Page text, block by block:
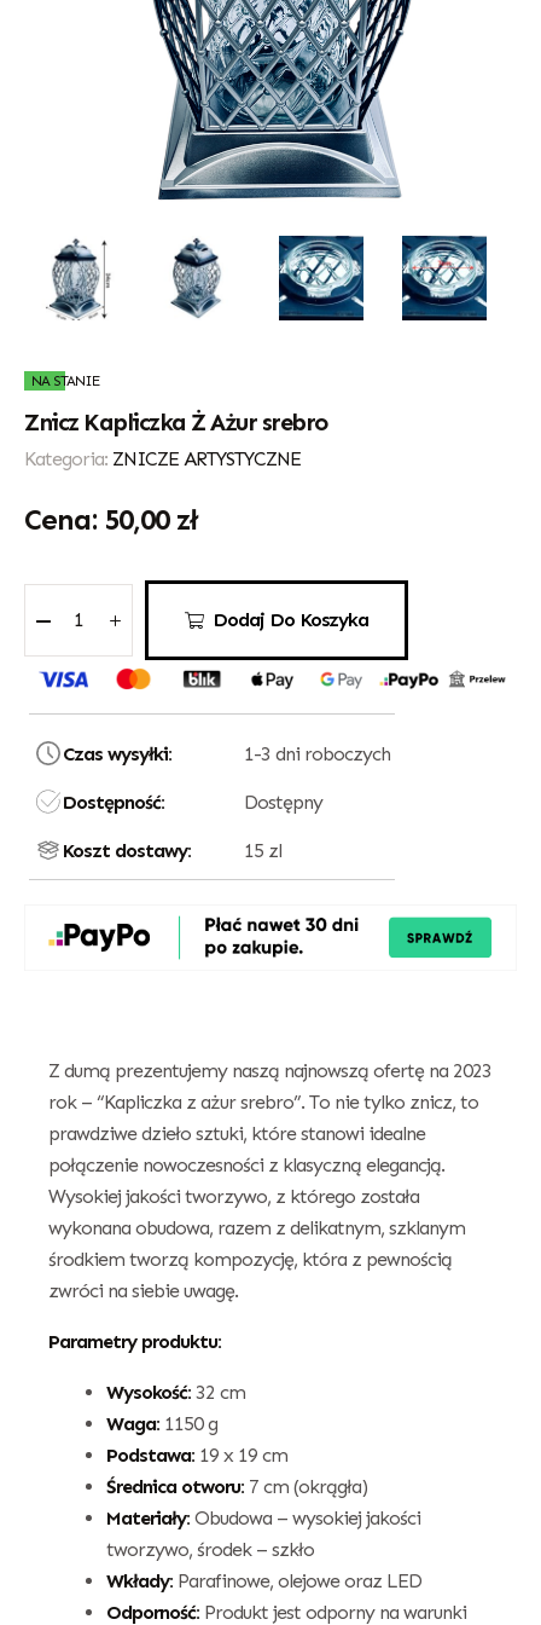
NA STANIE
Znicz Kapliczka Ż Ażur srebro
Kategoria: ZNICZE ARTYSTYCZNE
50,00 zł
Dodaj Do Koszyka
Czas wysyłki: 1-3 dni roboczych
Dostępność: Dostępny
Koszt dostawy: 15 zl
Z dumą prezentujemy naszą najnowszą ofertę na 2023
rok – “Kapliczka z ażur srebro”. To nie tylko znicz, to
prawdziwe dzieło sztuki, które stanowi idealne
połączenie nowoczesności z klasyczną elegancją.
Wysokiej jakości tworzywo, z którego została
wykonana obudowa, razem z delikatnym, szklanym
środkiem tworzą kompozycję, która z pewnością
zwróci na siebie uwagę.
Parametry produktu:
Wysokość: 32 cm
Waga: 1150 g
Podstawa: 19 x 19 cm
Średnica otworu: 7 cm (okrągła)
Materiały: Obudowa – wysokiej jakości
tworzywo, środek – szkło
Wkłady: Parafinowe, olejowe oraz LED
Odporność: Produkt jest odporny na warunki